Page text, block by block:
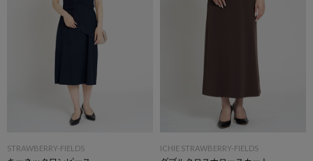
STRAWBERRY-FIELDS ICHIE STRAWBERRY-FIELDS